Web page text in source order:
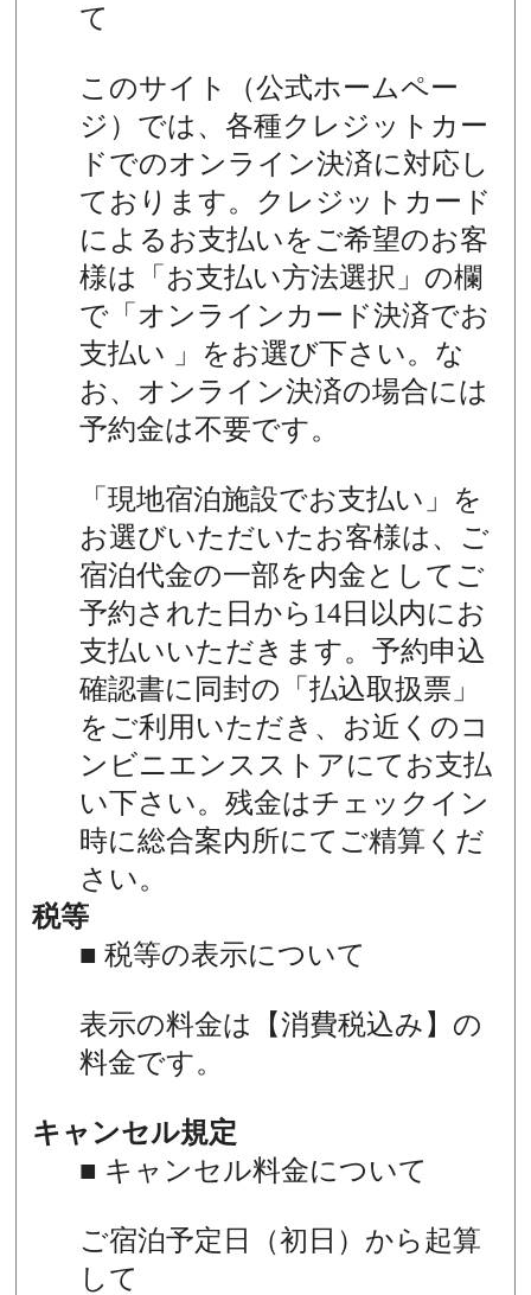
て
このサイト（公式ホームペー
ジ）では、各種クレジットカー
ドでのオンライン決済に対応し
ております。クレジットカード
によるお支払いをご希望のお客
様は「お支払い方法選択」の欄
で「オンラインカード決済でお
支払い 」をお選び下さい。な
お、オンライン決済の場合には
予約金は不要です。
「現地宿泊施設でお支払い」を
お選びいただいたお客様は、ご
宿泊代金の一部を内金としてご
予約された日から14日以内にお
支払いいただきます。予約申込
確認書に同封の「払込取扱票」
をご利用いただき、お近くのコ
ンビニエンスストアにてお支払
い下さい。残金はチェックイン
時に総合案内所にてご精算くだ
さい。
税等
■ 税等の表示について
表示の料金は【消費税込み】の
料金です。
キャンセル規定
■ キャンセル料金について
ご宿泊予定日（初日）から起算
して